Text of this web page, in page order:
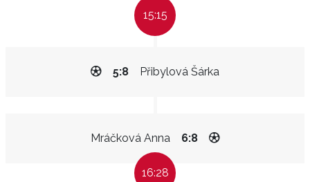
15:15
Přibylová Šárka
5:8
Mráčková Anna 6:8
16:28